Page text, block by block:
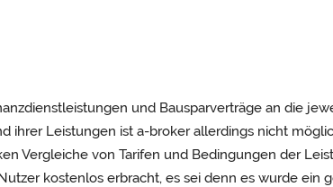
und Bausparverträge an die
ihrer Leistungen ist a-broker allerdings nicht
Vergleiche von Tarifen und Bedingungen der
kostenlos erbracht, es sei denn es wurde ein